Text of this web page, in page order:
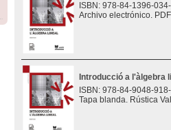
ISBN: 978-84-1396-
Archivo electrónico.
Introducció a l'àlgebra
ISBN: 978-84-9048-
Tapa blanda. Rústica